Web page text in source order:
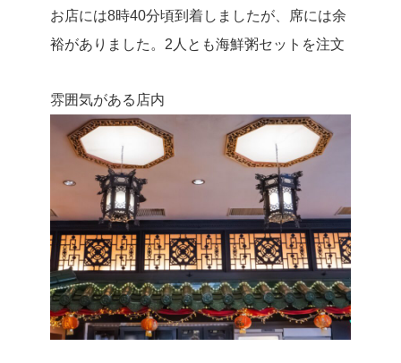
お店には8時40分頃到着しましたが、席には余
裕がありました。2人とも海鮮粥セットを注文
雰囲気がある店内